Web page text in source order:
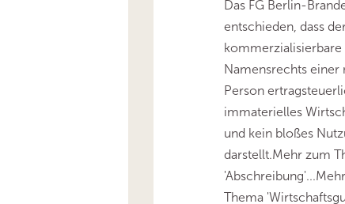
Das FG Berlin-
entschieden, dass
kommerzialisierbare
Namensrechts einer
Person
immaterielles
und kein bloßes
darstellt.Mehr zum
Thema